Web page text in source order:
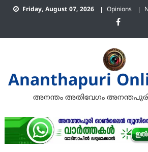
Skip
Friday, August 07, 2026 Opinions
Ananthapuri
അനന്തം അതിവേഗം